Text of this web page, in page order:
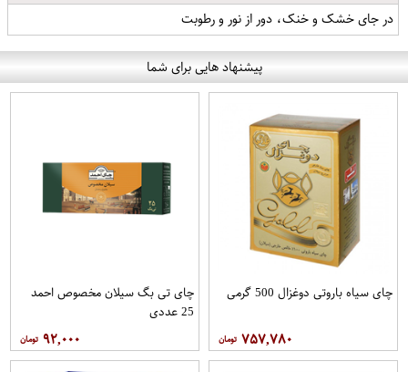
در جای خشک و خنک، دور از نور و رطوبت
پیشنهاد هایی برای شما
چای سیاه باروتی دوغزال 500 گرمی
۷۵۷,۷۸۰
چای تی بگ سیلان مخصوص احمد
25 عددی
۹۲,۰۰۰